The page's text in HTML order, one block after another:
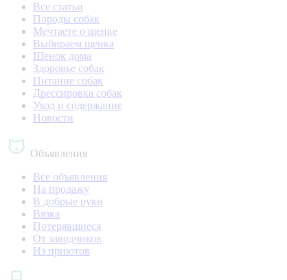
Все статьи
Породы собак
Мечтаете о щенке
Выбираем щенка
Щенок дома
Здоровье собак
Питание собак
Дрессировка собак
Уход и содержание
Новости
Объявления
Все объявления
На продажу
В добрые руки
Вязка
Потерявшиеся
От заводчиков
Из приютов